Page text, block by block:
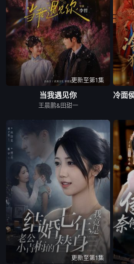
更新至第1集
当我遇见你
王晨鹏&田甜一
更新至第1集